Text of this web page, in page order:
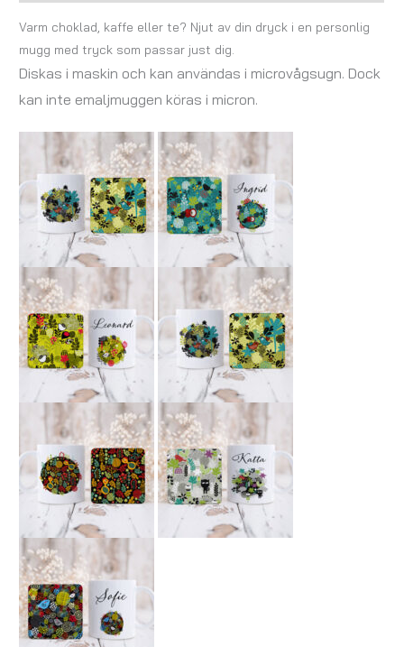
Varm choklad, kaffe eller te? Njut av din dryck i en personlig
mugg med tryck som passar just dig.
Diskas i maskin och kan användas i microvågsugn. Dock
kan inte emaljmuggen köras i micron.